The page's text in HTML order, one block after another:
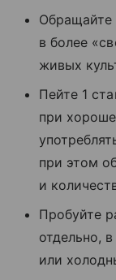
Обращайте
в более
живых
Пейте 1
при
при этом
и
Пробуйте
отдельно,
или